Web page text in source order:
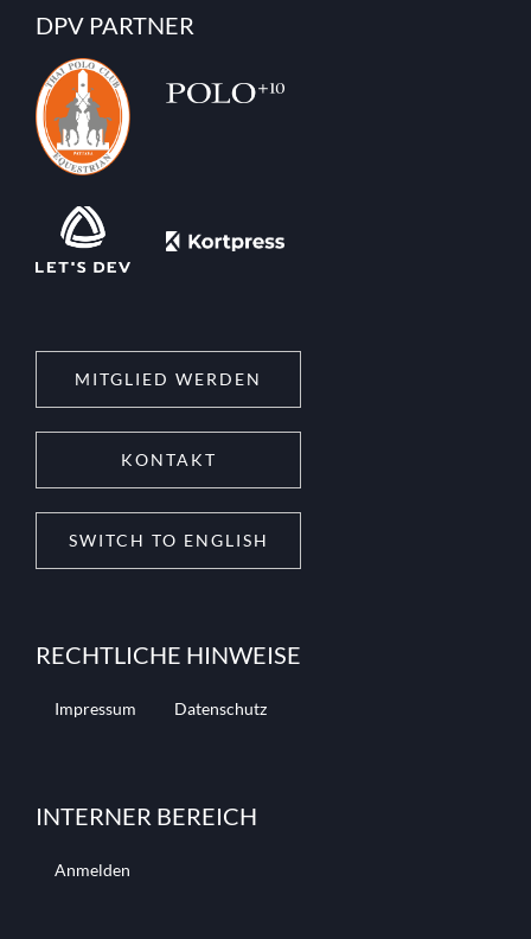
DPV PARTNER
MITGLIED WERDEN
KONTAKT
SWITCH TO ENGLISH
RECHTLICHE HINWEISE
Impressum Datenschutz
INTERNER BEREICH
Anmelden